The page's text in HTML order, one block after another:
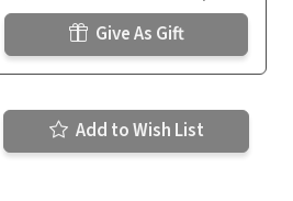
Give As Gift
Add to Wish List